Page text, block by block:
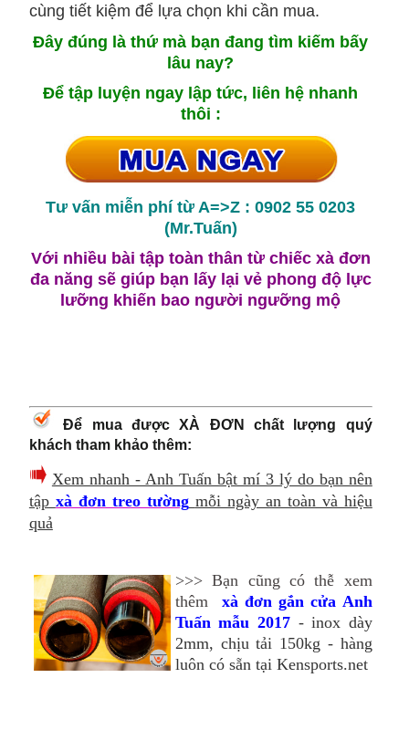
cùng tiết kiệm để lựa chọn khi cần mua.
Đây đúng là thứ mà bạn đang tìm kiếm bấy
lâu nay?
Để tập luyện ngay lập tức, liên hệ nhanh
thôi :
Tư vấn miễn phí từ A=>Z : 0902 55 0203
(Mr.Tuấn)
Với nhiều bài tập toàn thân từ chiếc xà đơn
đa năng sẽ giúp bạn lấy lại vẻ phong độ lực
lưỡng khiến bao người ngưỡng mộ
Để mua được XÀ ĐƠN chất lượng quý
khách tham khảo thêm:
Xem nhanh - Anh Tuấn bật mí 3 lý do bạn nên
tập xà đơn treo tường mỗi ngày an toàn và hiệu
quả
>>> Bạn cũng có thễ xem
thêm
xà đơn gắn cửa Anh
Tuấn mẫu 2017 - inox dày
2mm, chịu tải 150kg - hàng
luôn có sẵn tại Kensports.net